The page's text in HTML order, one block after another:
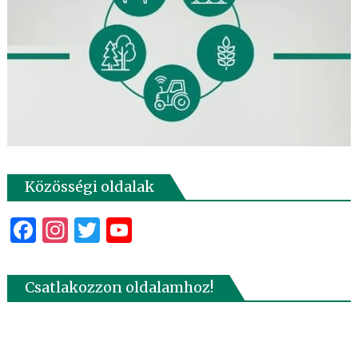
Közösségi oldalak
Facebook
Instagram
Twitter
YouTube
Csatlakozzon oldalamhoz!